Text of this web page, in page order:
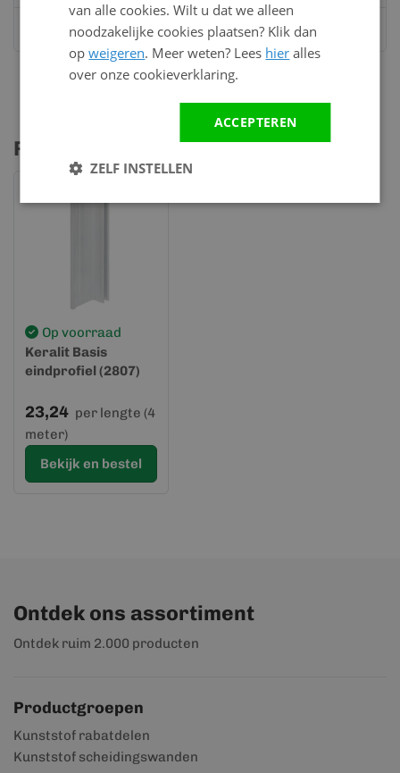
Stuur ons een bericht opWhatsapp
Profielen & accessoires
Op voorraad
Keralit Basis
eindprofiel (2807)
23,24 per lengte (4
meter)
Bekijk en bestel
Ontdek ons assortiment
Ontdek ruim 2.000 producten
Productgroepen
Kunststof rabatdelen
Kunststof scheidingswanden
van alle cookies. Wilt u dat we alleen
noodzakelijke cookies plaatsen? Klik dan
opweigeren. Meer weten? Lees hier alles
over onze cookieverklaring.
ACCEPTEREN
ZELF INSTELLEN